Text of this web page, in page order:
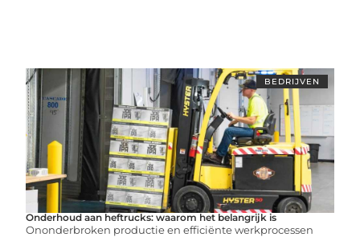
BEDRIJVEN
Onderhoud aan heftrucks: waarom het belangrijk is
Ononderbroken productie en efficiënte werkprocessen